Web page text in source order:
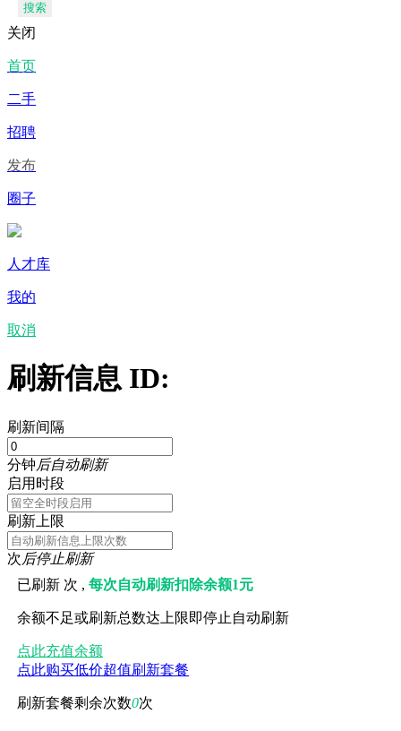
搜索
关闭
首页
二手
招聘
发布
圈子
人才库
我的
取消
刷新信息 ID:
刷新间隔
分钟后自动刷新
启用时段
刷新上限
次后停止刷新
已刷新 次 ,每次自动刷新扣除余额1元
余额不足或刷新总数达上限即停止自动刷新
点此充值余额
点此购买低价超值刷新套餐
刷新套餐剩余次数0次